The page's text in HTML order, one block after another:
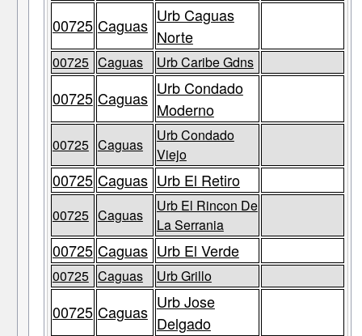
00725 Caguas Urb Caguas
Norte
00725 Caguas Urb Caribe Gdns
00725 Caguas Urb Condado
Moderno
00725 Caguas
Urb Condado
Viejo
00725 Caguas Urb El Retiro
00725 Caguas
Urb El Rincon De
La Serrania
00725 Caguas Urb El Verde
00725 Caguas Urb Grillo
00725 Caguas Urb Jose
Delgado